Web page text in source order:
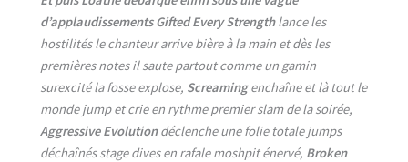
d’applaudissements Gifted Every Strengthlance les
hostilités le chanteur arrive bière à la main et dès les
premières notes il saute partout comme un gamin
surexcité la fosse explose, Screamingenchaîne et là tout le
monde jump et crie en rythme premier slam de la soirée,
Aggressive Evolutiondéclenche une folie totale jumps
déchaînés stage dives en rafale moshpit énervé, Broken